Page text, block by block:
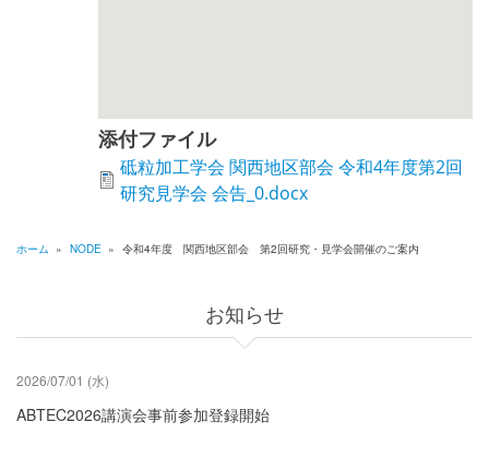
添付ファイル
砥粒加工学会 関西地区部会 令和4年度第2回
研究見学会 会告_0.docx
く
ず
ホーム » NODE » 令和4年度 関西地区部会 第2回研究・見学会開催のご案内
お知らせ
2026/07/01 (水)
ABTEC2026講演会事前参加登録開始